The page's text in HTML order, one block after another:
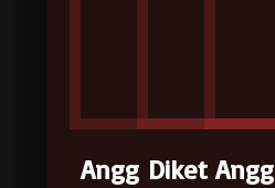
Angg Diket Angg